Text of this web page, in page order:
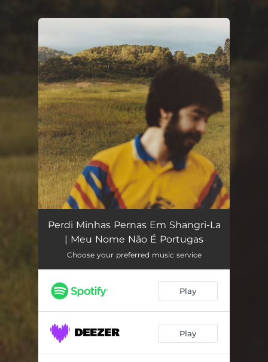
You're all set!
Perdi Minhas Pernas Em Shangri-La
| Meu Nome Não É Portugas
Choose your preferred music service
Play
Play